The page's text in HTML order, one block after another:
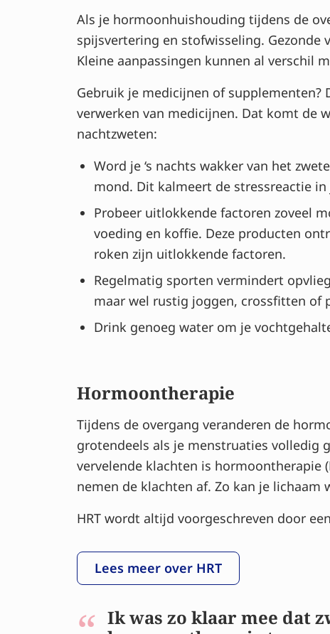
Als je hormoonhuishouding tijdens de
spijsvertering en stofwisseling.
Kleine aanpassingen kunnen al verschil
Gebruik je medicijnen of
verwerken van medicijnen. Dat komt de
nachtzweten:
Word je ‘s nachts wakker van het
mond. Dit kalmeert de stressreactie
Probeer uitlokkende factoren zoveel
voeding en koffie. Deze producten
roken zijn uitlokkende factoren.
Regelmatig sporten vermindert
maar wel rustig joggen, crossfitten of
Drink genoeg water om je
Hormoontherapie
Tijdens de overgang veranderen de
grotendeels als je menstruaties volledig
vervelende klachten is hormoontherapie
nemen de klachten af. Zo kan je
HRT wordt altijd voorgeschreven door
Lees meer over HRT
Ik was zo klaar mee dat